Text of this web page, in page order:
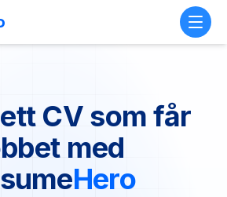
CV som får
med
Hero